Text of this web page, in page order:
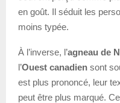
en goût. Il séduit les
moins typée.
À l’inverse, l’agneau de
l’Ouest canadien sont
est plus prononcé, leur
peut être plus marqué.